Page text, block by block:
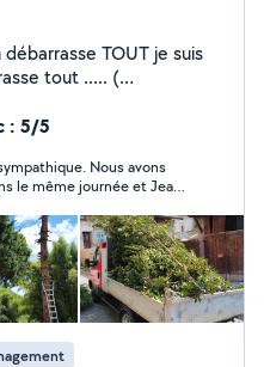
TOUT je suis
tout ..... (
motivé.. mon prix est
de qualité... J'espère à
: 5/5
Nous avons
le même journée et Jean-
le camion sans eux.
et n'hésiterons pas à